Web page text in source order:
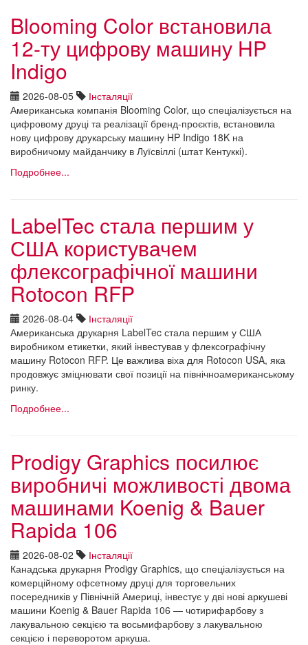
Blooming Color встановила
12-ту цифрову машину HP
Indigo
2026-08-05
Інсталяції
Американська компанія Blooming Color, що спеціалізується на
цифровому друці та реалізації бренд-проєктів, встановила
нову цифрову друкарську машину HP Indigo 18K на
виробничому майданчику в Луїсвіллі (штат Кентуккі).
Подробнее...
LabelTec стала першим у
США користувачем
флексографічної машини
Rotocon RFP
2026-08-04
Інсталяції
Американська друкарня LabelTec стала першим у США
виробником етикетки, який інвестував у флексографічну
машину Rotocon RFP. Це важлива віха для Rotocon USA, яка
продовжує зміцнювати свої позиції на північноамериканському
ринку.
Подробнее...
Prodigy Graphics посилює
виробничі можливості двома
машинами Koenig & Bauer
Rapida 106
2026-08-02
Інсталяції
Канадська друкарня Prodigy Graphics, що спеціалізується на
комерційному офсетному друці для торговельних
посередників у Північній Америці, інвестує у дві нові аркушеві
машини Koenig & Bauer Rapida 106 — чотирифарбову з
лакувальною секцією та восьмифарбову з лакувальною
секцією і переворотом аркуша.